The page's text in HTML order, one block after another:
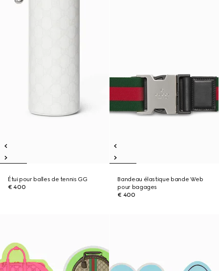
Étui pour balles de tennis GG
€ 400
Bandeau élastique bande Web
pour bagages
€ 400